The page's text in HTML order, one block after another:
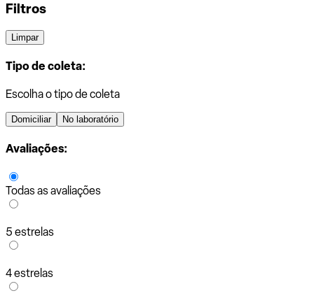
Filtros
Limpar
Tipo de coleta:
Escolha o tipo de coleta
Domiciliar No laboratório
Avaliações:
Todas as avaliações
5 estrelas
4 estrelas